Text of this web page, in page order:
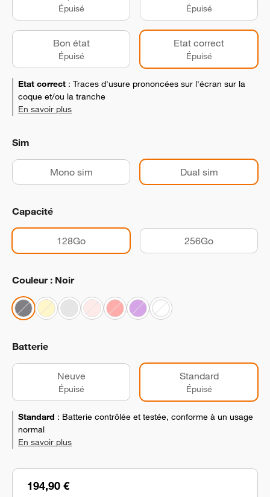
194,90 €
Épuisé Épuisé
Bon état
Épuisé
Etat correct
Épuisé
Etat correct : Traces d'usure prononcées sur l'écran sur la
coque et/ou la tranche
En savoir plus
Sim
Mono sim Dual sim
Capacité
128Go 256Go
Couleur : Noir
Batterie
Neuve
Épuisé
Standard
Épuisé
Standard : Batterie contrôlée et testée, conforme à un usage
normal
En savoir plus